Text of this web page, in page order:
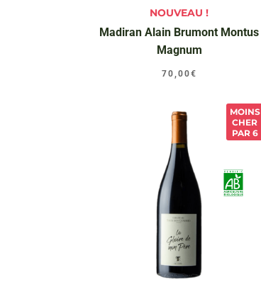
NOUVEAU !
Madiran Alain Brumont Montus
Magnum
70,00€
MOINS
CHER
PAR 6